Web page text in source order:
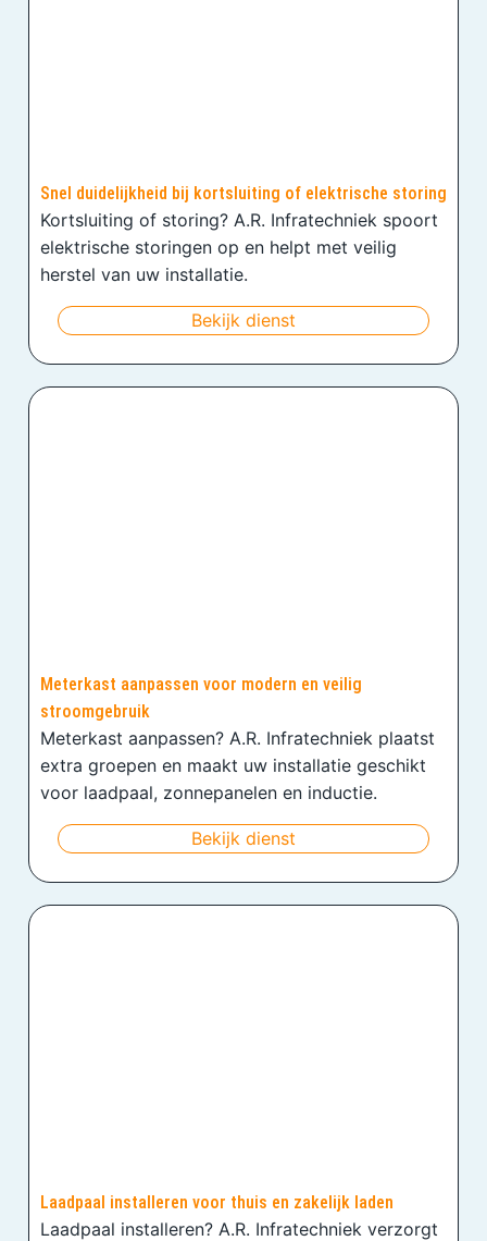
Snel duidelijkheid bij kortsluiting of elektrische storing
Kortsluiting of storing? A.R. Infratechniek spoort
elektrische storingen op en helpt met veilig
herstel van uw installatie.
Bekijk dienst
Meterkast aanpassen voor modern en veilig
stroomgebruik
Meterkast aanpassen? A.R. Infratechniek plaatst
extra groepen en maakt uw installatie geschikt
voor laadpaal, zonnepanelen en inductie.
Bekijk dienst
Laadpaal installeren voor thuis en zakelijk laden
Laadpaal installeren? A.R. Infratechniek verzorgt